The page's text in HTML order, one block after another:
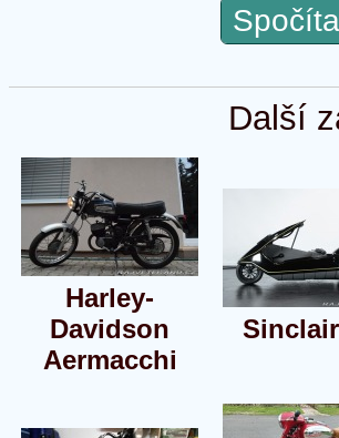
Další
Harley-
Davidson
Aermacchi